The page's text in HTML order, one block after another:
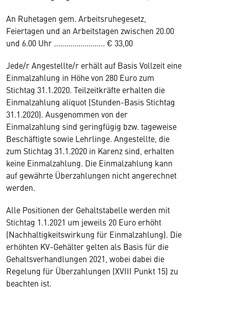
An Ruhetagen gem. Arbeitsruhegesetz,
Feiertagen und an Arbeitstagen zwischen 20.00
und 6.00 Uhr ......................... € 33,00
Jede/r Angestellte/r erhält auf Basis Vollzeit eine
Einmalzahlung in Höhe von 280 Euro zum
Stichtag 31.1.2020. Teilzeitkräfte erhalten die
Einmalzahlung aliquot (Stunden-Basis Stichtag
31.1.2020). Ausgenommen von der
Einmalzahlung sind geringfügig bzw. tageweise
Beschäftigte sowie Lehrlinge. Angestellte, die
zum Stichtag 31.1.2020 in Karenz sind, erhalten
keine Einmalzahlung. Die Einmalzahlung kann
auf gewährte Überzahlungen nicht angerechnet
werden.
Alle Positionen der Gehaltstabelle werden mit
Stichtag 1.1.2021 um jeweils 20 Euro erhöht
(Nachhaltigkeitswirkung für Einmalzahlung). Die
erhöhten KV-Gehälter gelten als Basis für die
Gehaltsverhandlungen 2021, wobei dabei die
Regelung für Überzahlungen (XVIII Punkt 15) zu
beachten ist.